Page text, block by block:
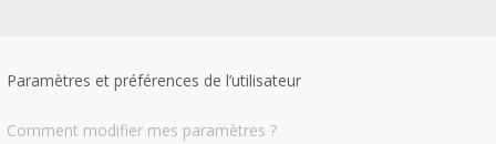
Paramètres et préférences de l’utilisateur
Comment modifier mes paramètres ?